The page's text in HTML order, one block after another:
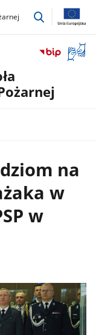
przejdź
okno
na
w
w